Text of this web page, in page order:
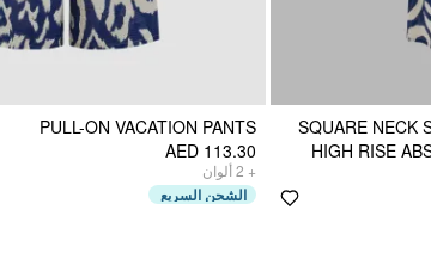
SQUARE NECK
HIGH RISE
PULL-ON VACATION PANTS
AED 113.30
+
2ألوان
الشحن السريع